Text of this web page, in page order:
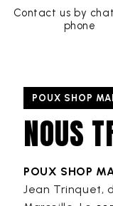
Contact us by
phone
POUX SHOP
NOUS
POUX SHOP
Jean Trinquet,